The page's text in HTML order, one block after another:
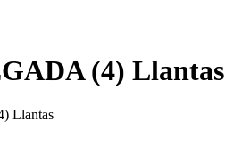
(4) Llantas
Llantas